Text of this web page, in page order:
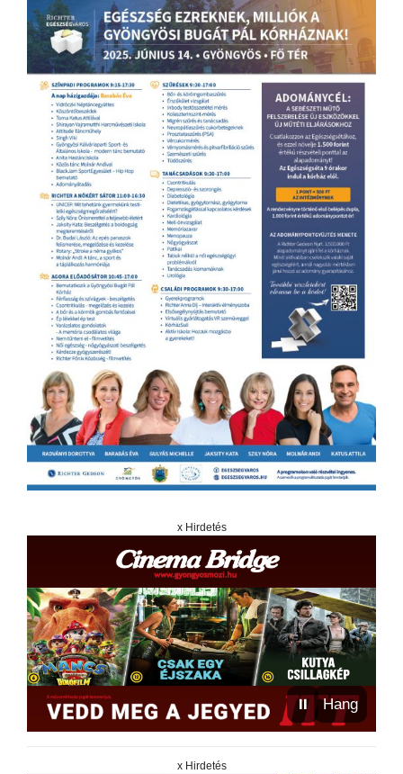
x Hirdetés
⏸ Hang
x Hirdetés